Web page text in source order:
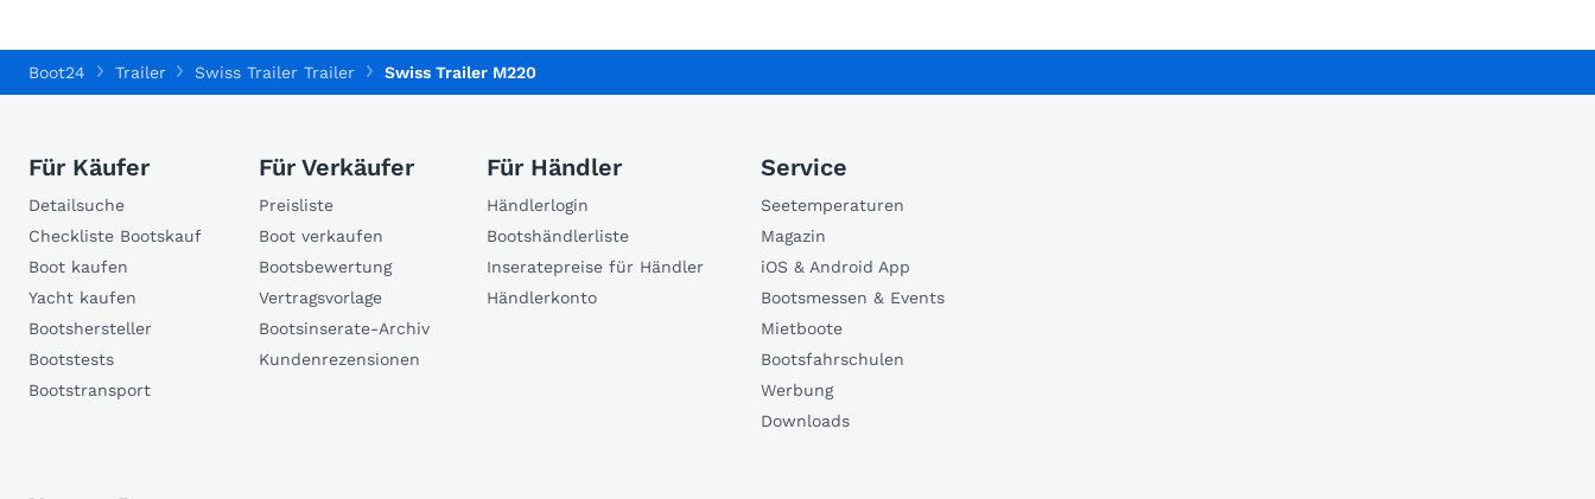
Boot24 Trailer Swiss Trailer Trailer Swiss Trailer M220
Für Käufer
Detailsuche
Checkliste Bootskauf
Boot kaufen
Yacht kaufen
Bootshersteller
Bootstests
Bootstransport
Für Verkäufer
Preisliste
Boot verkaufen
Bootsbewertung
Vertragsvorlage
Bootsinserate-Archiv
Kundenrezensionen
Für Händler
Händlerlogin
Bootshändlerliste
Inseratepreise für Händler
Händlerkonto
Service
Seetemperaturen
Magazin
iOS & Android App
Bootsmessen & Events
Mietboote
Bootsfahrschulen
Werbung
Downloads